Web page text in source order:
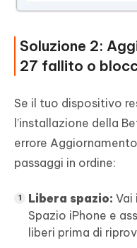
Soluzione 2:
27 fallito o
Se il tuo dispositivo
l’installazione della
errore
passaggi in ordine:
Libera spazio: Vai
Spazio iPhone e
liberi prima di